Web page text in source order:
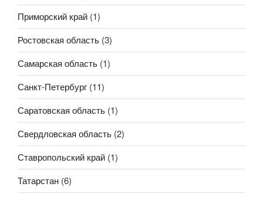
Приморский край (1)
Ростовская область (3)
Самарская область (1)
Санкт-Петербург (11)
Саратовская область (1)
Свердловская область (2)
Ставропольский край (1)
Татарстан (6)